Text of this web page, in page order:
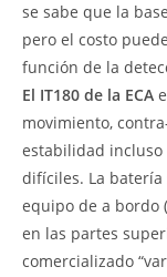
se sabe que la
pero el costo
función de la
El IT180 de la ECA
movimiento,
estabilidad incluso
difíciles. La
equipo de a bordo
en las partes
comercializado